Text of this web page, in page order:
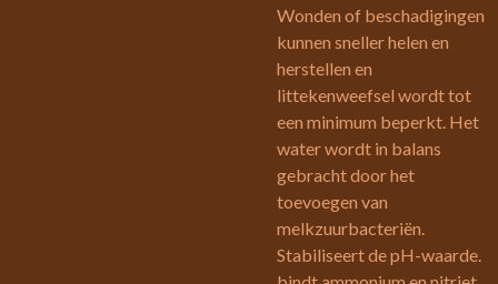
Wonden of beschadigingen
kunnen sneller helen en
herstellen en
littekenweefsel wordt tot
een minimum beperkt. Het
water wordt in balans
gebracht door het
toevoegen van
melkzuurbacteriën.
Stabiliseert de pH-waarde.